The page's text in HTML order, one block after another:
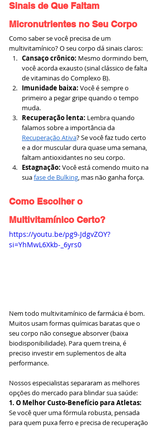
Sinais de Que Faltam
Micronutrientes no Seu Corpo
Como saber se você precisa de um
multivitamínico? O seu corpo dá sinais claros:
Cansaço crônico: Mesmo dormindo bem,
você acorda exausto (sinal clássico de falta
de vitaminas do Complexo B).
Imunidade baixa: Você é sempre o
primeiro a pegar gripe quando o tempo
muda.
Recuperação lenta: Lembra quando
falamos sobre a importância da
Recuperação Ativa? Se você faz tudo certo
e a dor muscular dura quase uma semana,
faltam antioxidantes no seu corpo.
Estagnação: Você está comendo muito na
sua fase de Bulking, mas não ganha força.
Como Escolher o
Multivitamínico Certo?
https://youtu.be/pg9-JdgvZOY?
si=YhMwL6Xkb-_6yrs0
Nem todo multivitamínico de farmácia é bom.
Muitos usam formas químicas baratas que o
seu corpo não consegue absorver (baixa
biodisponibilidade). Para quem treina, é
preciso investir em suplementos de alta
performance.
Nossos especialistas separaram as melhores
opções do mercado para blindar sua saúde:
1. O Melhor Custo-Benefício para Atletas:
Se você quer uma fórmula robusta, pensada
para quem puxa ferro e precisa de recuperação